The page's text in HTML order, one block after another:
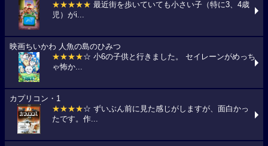
★★★★★ 最近街を歩いていても小さい子（特に3、4歳
児）がi...
映画ちいかわ 人魚の島のひみつ
★★★★☆ 小6の子供と行きました。 セイレーンがめっち
ゃ怖か...
カプリコン・1
★★★★☆ ずいぶん前に見た感じがしますが、面白かっ
たです。作...